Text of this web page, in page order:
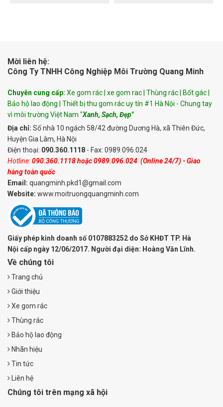
Mời liên hệ:
Công Ty TNHH Công Nghiệp Môi Trường Quang Minh
Chuyên cung cấp: Xe gom rác | xe gom rac | Thùng rác | Bốt gác |
Bảo hộ lao động | Thiết bị thu gom rác uy tín #1 Hà Nội - Chung tay
vì môi trường Việt Nam "Xanh, Sạch, Đẹp"
Địa chỉ: Số nhà 10 ngách 58/42 đường Dương Hà, xã Thiên Đức,
Huyện Gia Lâm, Hà Nội
Điện thoại: 090.360.1118 - Fax: 0989.096.024
Hotline:090.360.1118hoặc0989.096.024 (Online 24/7) - Giao
hàng toàn quốc
Email: quangminh.pkd1@gmail.com
Website: www.moitruongquangminh.com
Giấy phép kinh doanh số 0107883252 do Sở KHĐT TP. Hà
Nội cấp ngày 12/06/2017. Người đại diện: Hoàng Văn Lĩnh.
Về chúng tôi
Trang chủ
Giới thiệu
Xe gom rác
Thùng rác
Bảo hộ lao động
Nhãn hiệu
Tin tức
Liên hệ
Chúng tôi trên mạng xã hội